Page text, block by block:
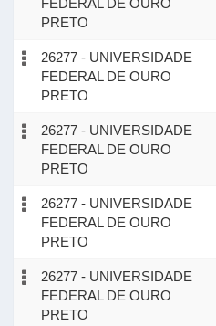
FEDERAL DE OURO
PRETO
26277 - UNIVERSIDADE
FEDERAL DE OURO
PRETO
26277 - UNIVERSIDADE
FEDERAL DE OURO
PRETO
26277 - UNIVERSIDADE
FEDERAL DE OURO
PRETO
26277 - UNIVERSIDADE
FEDERAL DE OURO
PRETO